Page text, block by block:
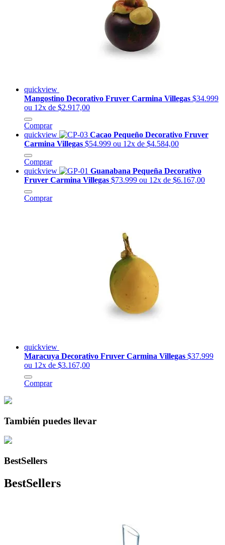
quickview
Mangostino Decorativo Fruver Carmina Villegas $34.999
ou 12x de $2.917,00
Comprar
quickview
Cacao Pequeño Decorativo Fruver
Carmina Villegas $54.999 ou 12x de $4.584,00
Comprar
quickview
Guanabana Pequeña Decorativo
Fruver Carmina Villegas $73.999 ou 12x de $6.167,00
Comprar
quickview
Maracuya Decorativo Fruver Carmina Villegas $37.999
ou 12x de $3.167,00
Comprar
También puedes llevar
BestSellers
BestSellers